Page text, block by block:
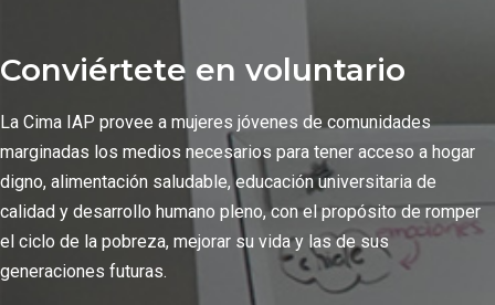
Conviértete en voluntario
La Cima IAP provee a mujeres jóvenes de comunidades
marginadas los medios necesarios para tener acceso a hogar
digno, alimentación saludable, educación universitaria de
calidad y desarrollo humano pleno, con el propósito de romper
el ciclo de la pobreza, mejorar su vida y las de sus
generaciones futuras.